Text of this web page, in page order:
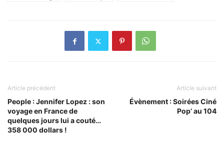
Article précédent
People : Jennifer Lopez : son
voyage en France de
quelques jours lui a couté…
358 000 dollars !
Article suivant
Évènement : Soirées Ciné
Pop’ au 104